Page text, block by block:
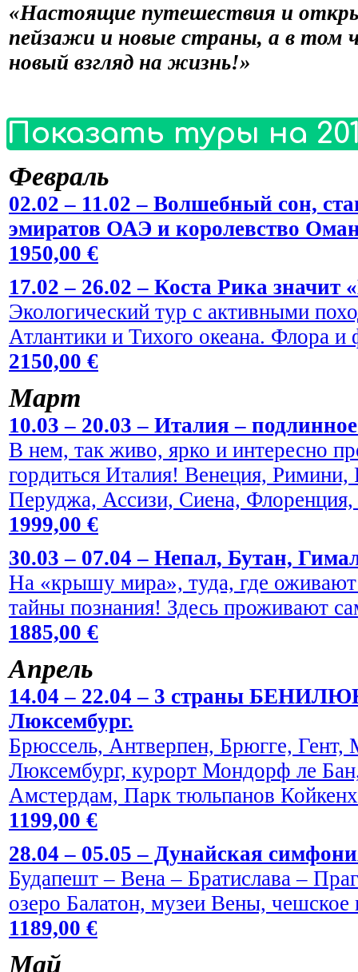
«Настоящие путешествия и
пейзажи и новые страны, а в том
новый взгляд на жизнь!»
Показать туры на
Февраль
02.02 – 11.02 – Волшебный сон,
эмиратов ОАЭ и королевство
1950,00 €
17.02 – 26.02 – Коста Рика значит
Экологический тур с активными
Атлантики и Тихого океана. Флора
2150,00 €
Maрт
10.03 – 20.03 – Италия –
В нем, так живо, ярко и интересно
гордиться Италия! Венеция,
Перуджа, Ассизи, Сиена,
1999,00 €
30.03 – 07.04 – Непал, Бутан,
На «крышу мира», туда, где
тайны познания! Здесь проживают
1885,00 €
Aпрель
14.04 – 22.04 – 3 страны
Люксембург.
Брюссель, Антверпен, Брюгге,
Люксембург, курорт Мондорф ле
Амстердам, Парк тюльпанов
1199,00 €
28.04 – 05.05 – Дунайская
Будапешт – Вена – Братислава –
озеро Балатон, музеи Вены, чешское
1189,00 €
Maй